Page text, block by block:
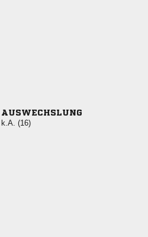
AUSWECHSLUNG
k.A. (16)